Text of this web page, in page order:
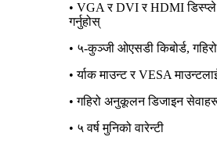
• VGA र DVI र HDMI
गर्नुहोस्
• ५-कुञ्जी ओएसडी किबोर्ड,
• र्याक माउन्ट र VESA
• गहिरो अनुकूलन डिजाइन
• ५ वर्ष मुनिको वारेन्टी